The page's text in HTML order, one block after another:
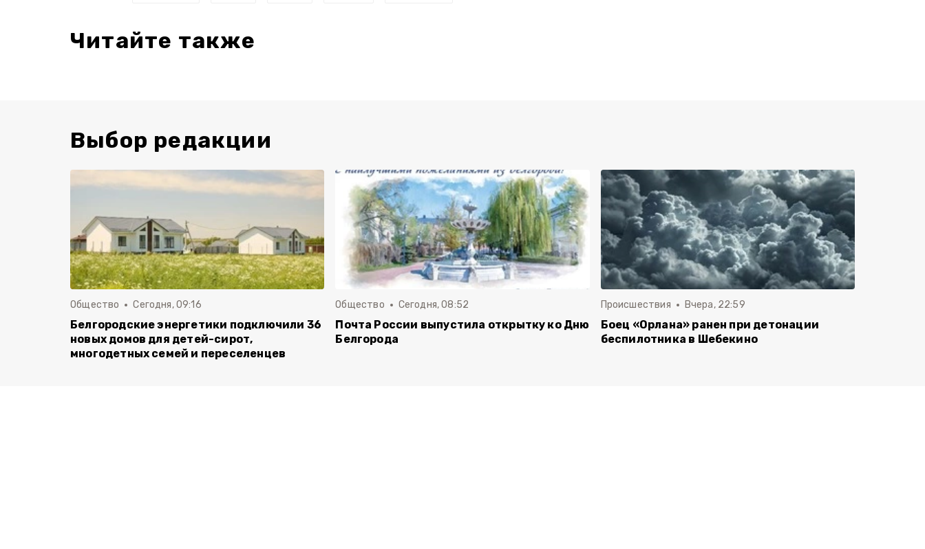
Читайте также
Выбор редакции
Общество Сегодня, 09:16
Белгородские энергетики подключили 36
новых домов для детей-сирот,
многодетных семей и переселенцев
Общество Сегодня, 08:52
Почта России выпустила открытку ко Дню
Белгорода
Происшествия Вчера, 22:59
Боец «Орлана» ранен при детонации
беспилотника в Шебекино